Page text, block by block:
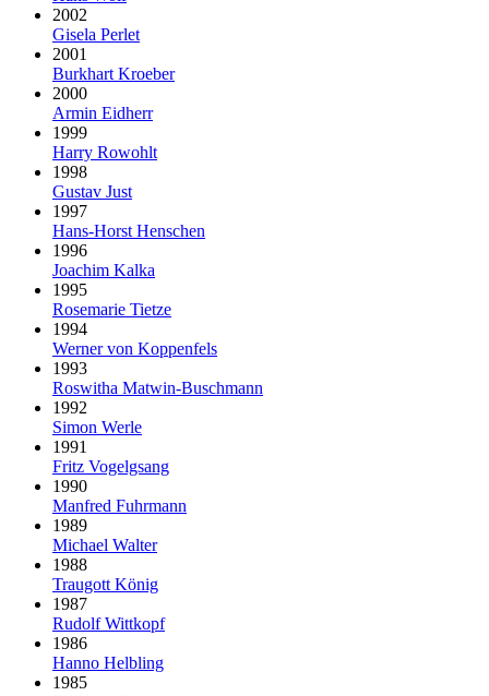
2002
Gisela Perlet
2001
Burkhart Kroeber
2000
Armin Eidherr
1999
Harry Rowohlt
1998
Gustav Just
1997
Hans-Horst Henschen
1996
Joachim Kalka
1995
Rosemarie Tietze
1994
Werner von Koppenfels
1993
Roswitha Matwin-Buschmann
1992
Simon Werle
1991
Fritz Vogelgsang
1990
Manfred Fuhrmann
1989
Michael Walter
1988
Traugott König
1987
Rudolf Wittkopf
1986
Hanno Helbling
1985